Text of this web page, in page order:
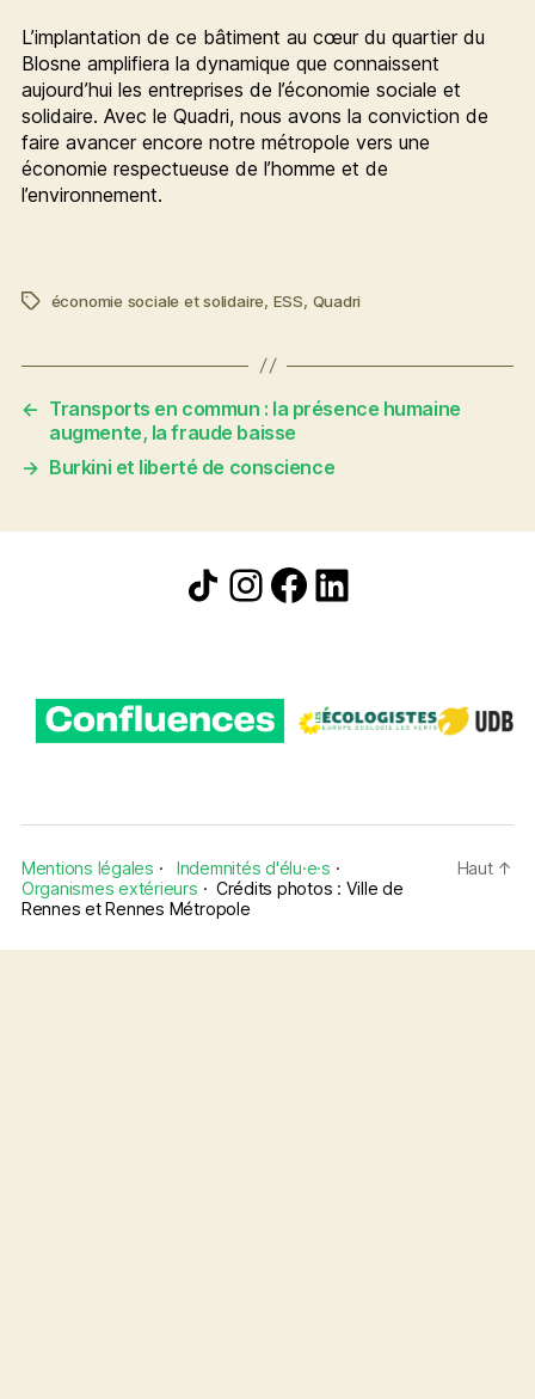
L’implantation de ce bâtiment au cœur du quartier du
Blosne amplifiera la dynamique que connaissent
aujourd’hui les entreprises de l’économie sociale et
solidaire. Avec le Quadri, nous avons la conviction de
faire avancer encore notre métropole vers une
économie respectueuse de l’homme et de
l’environnement.
Étiquettes
économie sociale et solidaire, ESS, Quadri
← Transports en commun : la présence humaine
augmente, la fraude baisse
→ Burkini et liberté de conscience
Icône de partage
Instagram
Facebook
LinkedIn
Mentions légales · Indemnités d'élu·e·s ·
Organismes extérieurs · Crédits photos : Ville de
Rennes et Rennes Métropole
Haut ↑